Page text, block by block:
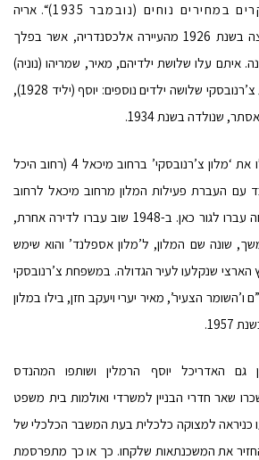
במחירים נוחים (נובמבר 1935)
“
. אריה
ורבקה צ’רנובסקי עלו ארצה בשנת 1926 מהעיירה אלכסנדריה, אשר בפלך
איתם עלו שלושת ילדיהם, מאיר, שמריהו (נוניה)
בארץ נולדו למשפחת צ’רנובסקי שלושה ילדים נוספים: יוסף (יליד 1928),
עד אמצע שנות ה-30 ניהלו את ‘מלון צ’רנובסקי’ ברחוב מיכאל 4 (רחוב היכל
עם העברת פעילות המלון מרחוב מיכאל לרחוב
יהודה הלוי, גם בני המשפחה עברו לגור כאן. ב-1948 שוב עברו לדירה אחרת,
שונה שם המלון, ל’מלון אספלנד’ והוא שימש
הארצי שנקלעו לעיר הגדולה. במשפחת צ’רנובסקי
הצעיר’, מאיר יערי ויעקב חזן, בילו במלון
לכאן גם האדריכל יוסף הרמלין ושותפו המהנדס
1937 הושכרו שאר חדרי הבניין למשרדי ואולמות בית משפט
כניראה למצוקה כלכלית בעת המשבר הכלכלי של
והתקשו להחזיר את המשכנתאות שלקחו. כך או כך מתפרסמת